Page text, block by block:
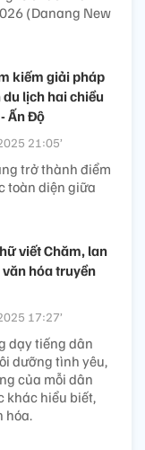
(Danang New
kiếm giải pháp
lịch hai chiều
Ấn Độ
21:05’
trở thành điểm
toàn diện giữa
viết Chăm, lan
hóa truyền
17:27’
dạy tiếng dân
dưỡng tình yêu,
của mỗi dân
khác hiểu biết,
hóa.